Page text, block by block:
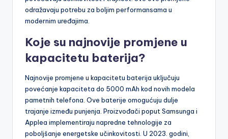
odražavaju potrebu za boljim performansama u
modernim uređajima.
Koje su najnovije promjene u
kapacitetu baterija?
Najnovije promjene u kapacitetu baterija uključuju
povećanje kapaciteta do 5000 mAh kod novih modela
pametnih telefona. Ove baterije omogućuju dulje
trajanje između punjenja. Proizvođači poput Samsunga i
Applea implementiraju napredne tehnologije za
poboljšanje energetske učinkovitosti. U 2023. godini,